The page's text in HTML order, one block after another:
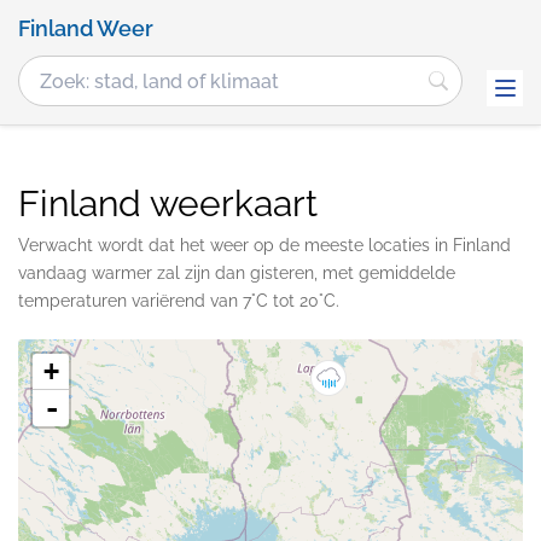
Finland Weer
Finland weerkaart
Verwacht wordt dat het weer op de meeste locaties in Finland
vandaag warmer zal zijn dan gisteren, met gemiddelde
temperaturen variërend van 7°C tot 20°C.
+
-